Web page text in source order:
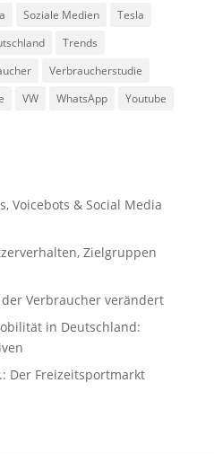
Soziale Medien
Tesla
Trends
Verbraucherstudie
VW WhatsApp
Youtube
Voicebots & Social Media
Zielgruppen
Verbraucher verändert
in Deutschland:
Der Freizeitsportmarkt